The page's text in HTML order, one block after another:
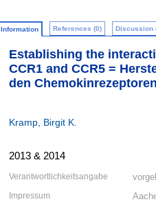
Information References (0) Discussion
Establishing the
CCR1 and CCR5 =
den
Kramp, Birgit K.
2013 & 2014
Verantwortlichkeitsangabe
Impressum